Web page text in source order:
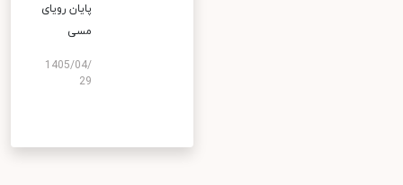
پایان رویای
مسی
1405/04/
29